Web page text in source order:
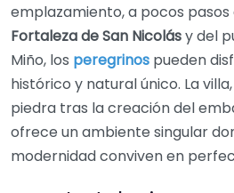
emplazamiento, a pocos pasos
Fortaleza de San Nicolásy del
Miño, los peregrinos pueden
histórico y natural único. La
piedra tras la creación del
ofrece un ambiente singular
modernidad conviven en